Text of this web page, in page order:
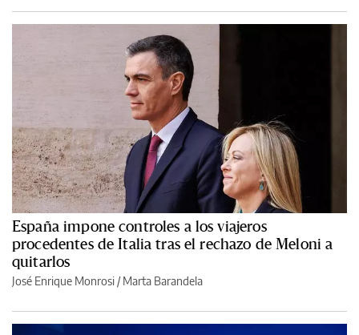
España impone controles a los viajeros
procedentes de Italia tras el rechazo de Meloni a
quitarlos
José Enrique Monrosi / Marta Barandela